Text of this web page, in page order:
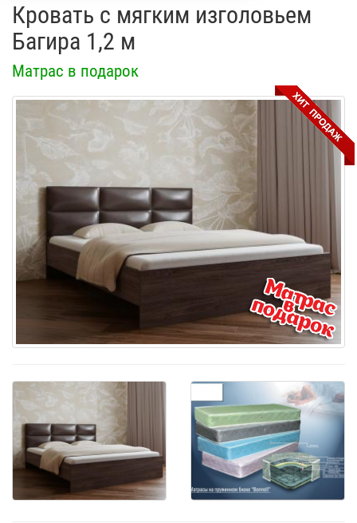
Кровать с мягким изголовьем
Багира 1,2 м
Матрас в подарок